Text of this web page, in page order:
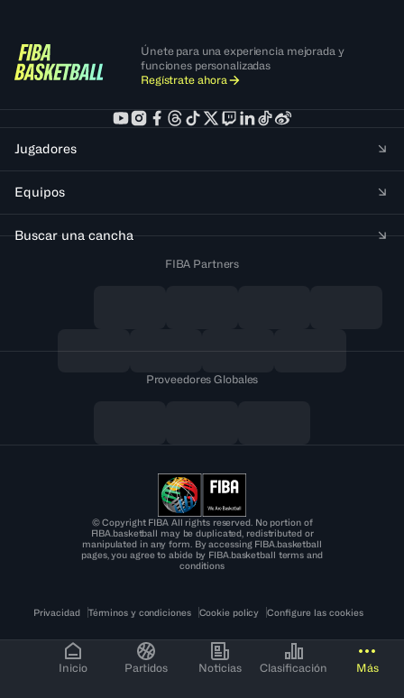
Inicio Partidos Noticias Clasificación Más
Únete para una experiencia mejorada y
funciones personalizadas
Regístrate ahora
Jugadores
Equipos
Buscar una cancha
FIBA Partners
Proveedores Globales
© Copyright FIBA All rights reserved. No portion of
FIBA.basketball may be duplicated, redistributed or
manipulated in any form. By accessing FIBA.basketball
pages, you agree to abide by FIBA.basketball terms and
conditions
Privacidad Términos y condiciones Cookie policy Configure las cookies